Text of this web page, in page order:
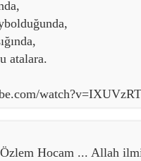
atalara.
Hocam ... Allah